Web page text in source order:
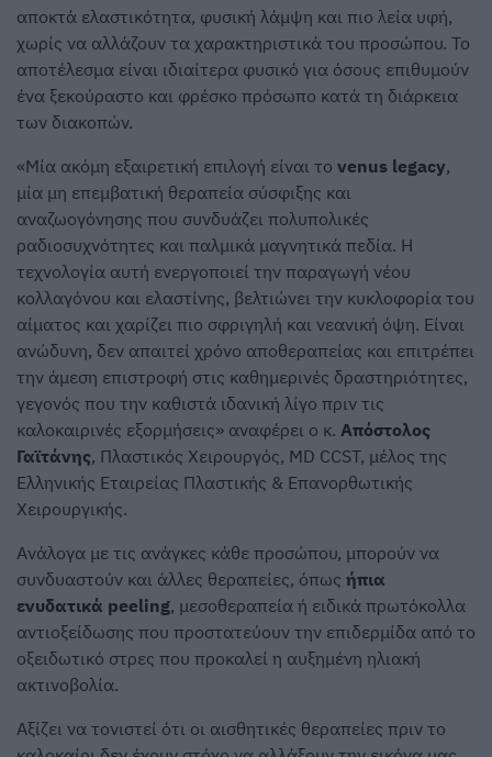
αποκτά ελαστικότητα, φυσική λάμψη και πιο λεία υφή,
χωρίς να αλλάζουν τα χαρακτηριστικά του προσώπου. Το
αποτέλεσμα είναι ιδιαίτερα φυσικό για όσους επιθυμούν
ένα ξεκούραστο και φρέσκο πρόσωπο κατά τη διάρκεια
των διακοπών.
«Μία ακόμη εξαιρετική επιλογή είναι το venus legacy,
μία μη επεμβατική θεραπεία σύσφιξης και
αναζωογόνησης που συνδυάζει πολυπολικές
ραδιοσυχνότητες και παλμικά μαγνητικά πεδία. Η
τεχνολογία αυτή ενεργοποιεί την παραγωγή νέου
κολλαγόνου και ελαστίνης, βελτιώνει την κυκλοφορία του
αίματος και χαρίζει πιο σφριγηλή και νεανική όψη. Είναι
ανώδυνη, δεν απαιτεί χρόνο αποθεραπείας και επιτρέπει
την άμεση επιστροφή στις καθημερινές δραστηριότητες,
γεγονός που την καθιστά ιδανική λίγο πριν τις
καλοκαιρινές εξορμήσεις» αναφέρει ο κ. Απόστολος
Γαϊτάνης, Πλαστικός Χειρουργός, MD CCST, μέλος της
Ελληνικής Εταιρείας Πλαστικής & Επανορθωτικής
Χειρουργικής.
Ανάλογα με τις ανάγκες κάθε προσώπου, μπορούν να
συνδυαστούν και άλλες θεραπείες, όπως ήπια
ενυδατικά peeling, μεσοθεραπεία ή ειδικά πρωτόκολλα
αντιοξείδωσης που προστατεύουν την επιδερμίδα από το
οξειδωτικό στρες που προκαλεί η αυξημένη ηλιακή
ακτινοβολία.
Αξίζει να τονιστεί ότι οι αισθητικές θεραπείες πριν το